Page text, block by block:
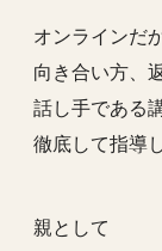
オンラインだ
向き合い方、
話し手である
徹底して指導
親として